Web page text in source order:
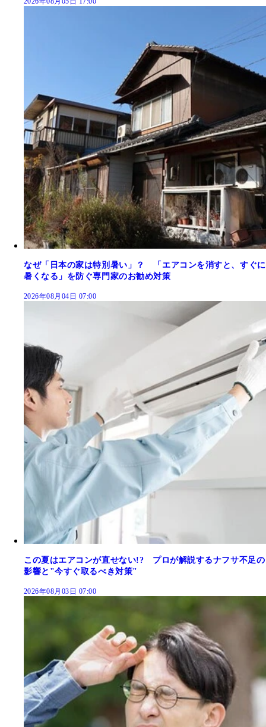
なぜ「日本の家は特別暑い」？ 「エアコンを消すと、すぐに
暑くなる」を防ぐ専門家のお勧め対策
2026年08月04日 07:00
この夏はエアコンが直せない!? プロが解説するナフサ不足の
影響と"今すぐ取るべき対策"
2026年08月03日 07:00